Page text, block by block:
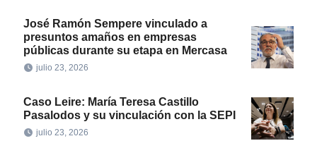
José Ramón Sempere vinculado a
presuntos amaños en empresas
públicas durante su etapa en Mercasa
julio 23, 2026
Caso Leire: María Teresa Castillo
Pasalodos y su vinculación con la SEPI
julio 23, 2026